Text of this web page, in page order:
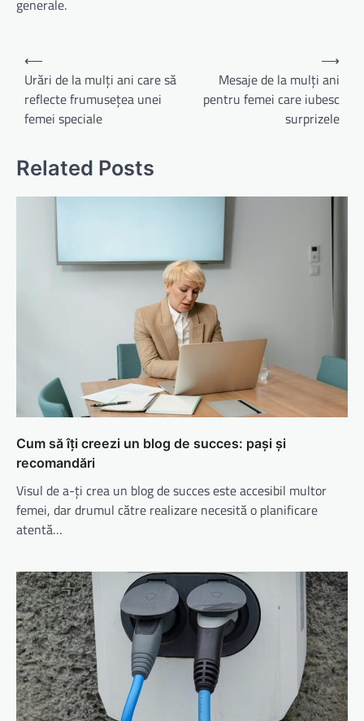
generale.
Navigare
în
articole
⟵
Urări de la mulți ani care să
reflecte frumusețea unei
femei speciale
Mesaje de la mulți ani
pentru femei care iubesc
surprizele
⟶
Related Posts
Cum să îți creezi un blog de succes: pași și
recomandări
Visul de a-ți crea un blog de succes este accesibil multor
femei, dar drumul către realizare necesită o planificare
atentă…